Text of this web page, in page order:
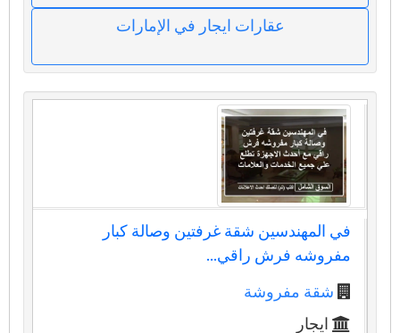
عقارات ايجار في الإمارات
في المهندسين شقة غرفتين وصالة كبار
مفروشه فرش راقي...
شقة مفروشة
ايجار